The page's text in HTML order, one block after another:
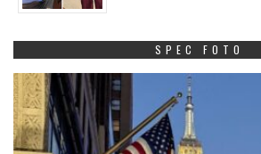
SPEC FOTO